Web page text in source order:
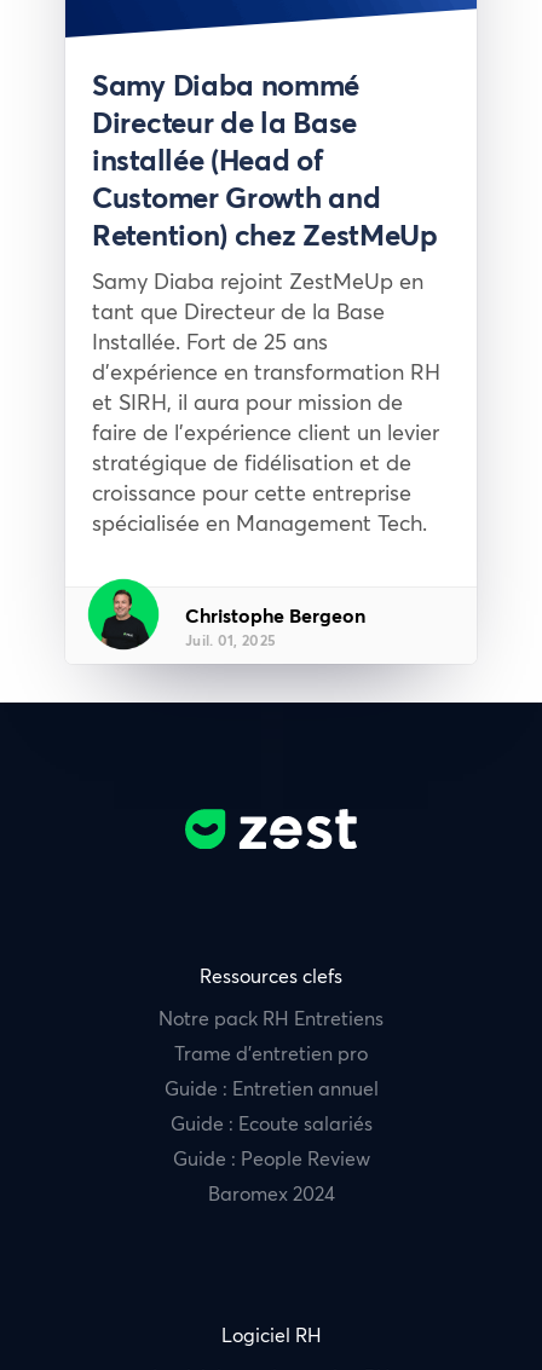
Samy Diaba nommé
Directeur de la Base
installée (Head of
Customer Growth and
Retention) chez ZestMeUp
Samy Diaba rejoint ZestMeUp en
tant que Directeur de la Base
Installée. Fort de 25 ans
d'expérience en transformation RH
et SIRH, il aura pour mission de
faire de l'expérience client un levier
stratégique de fidélisation et de
croissance pour cette entreprise
spécialisée en Management Tech.
Christophe Bergeon
Juil. 01, 2025
Ressources clefs
Notre pack RH Entretiens
Trame d’entretien pro
Guide : Entretien annuel
Guide : Ecoute salariés
Guide : People Review
Baromex 2024
Logiciel RH